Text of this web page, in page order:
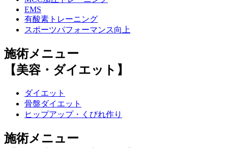
EMS
有酸素トレーニング
スポーツパフォーマンス向上
施術メニュー
【美容・ダイエット】
ダイエット
骨盤ダイエット
ヒップアップ・くびれ作り
施術メニュー